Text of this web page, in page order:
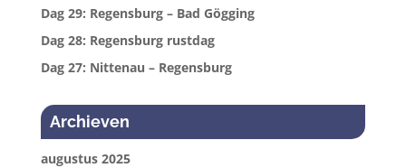
Dag 29: Regensburg – Bad Gögging
Dag 28: Regensburg rustdag
Dag 27: Nittenau – Regensburg
Archieven
augustus 2025